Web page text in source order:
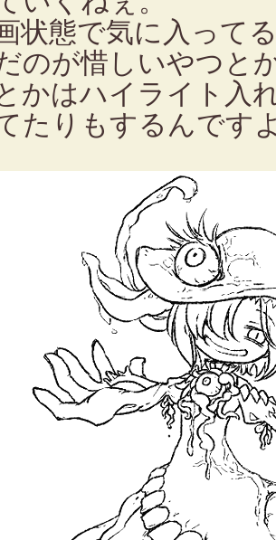
状態で気に入って
のが惜しいやつと
かはハイライト入
たりもするんです